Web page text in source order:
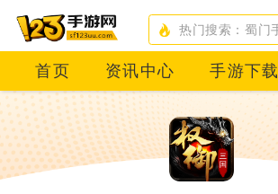
首页 资讯中心 手游下载